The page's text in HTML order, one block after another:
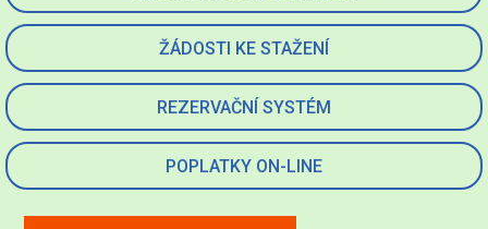
ŽÁDOSTI KE STAŽENÍ
REZERVAČNÍ SYSTÉM
POPLATKY ON-LINE